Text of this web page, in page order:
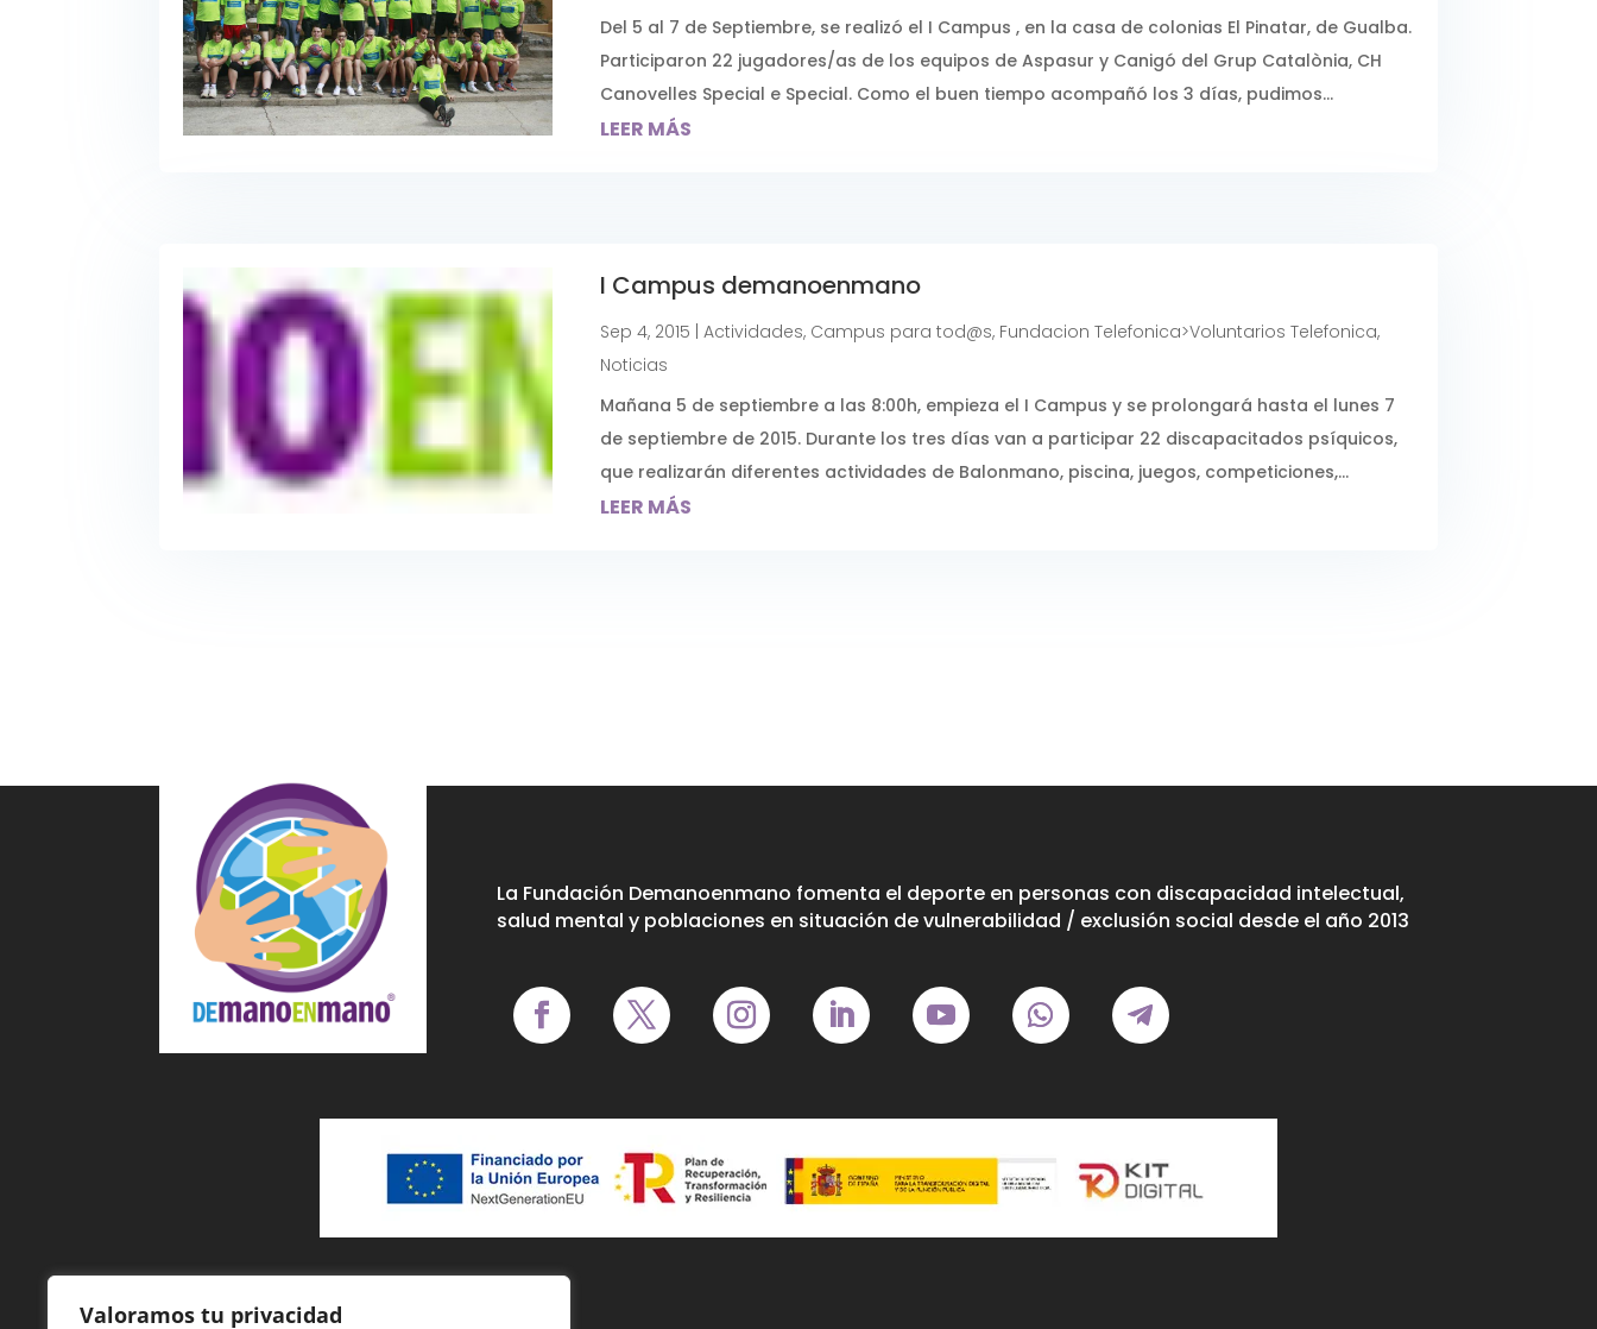
Valoramos tu privacidad
Del 5 al 7 de Septiembre, se realizó el I Campus , en la casa de colonias El Pinatar, de Gualba.
Participaron 22 jugadores/as de los equipos de Aspasur y Canigó del Grup Catalònia, CH
Canovelles Special e Special. Como el buen tiempo acompañó los 3 días, pudimos...
LEER MÁS
I Campus demanoenmano
Sep 4, 2015 | Actividades, Campus para tod@s, Fundacion Telefonica>Voluntarios Telefonica,
Noticias
Mañana 5 de septiembre a las 8:00h, empieza el I Campus y se prolongará hasta el lunes 7
de septiembre de 2015. Durante los tres días van a participar 22 discapacitados psíquicos,
que realizarán diferentes actividades de Balonmano, piscina, juegos, competiciones,...
LEER MÁS
La Fundación Demanoenmano fomenta el deporte en personas con discapacidad intelectual,
salud mental y poblaciones en situación de vulnerabilidad / exclusión social desde el año 2013